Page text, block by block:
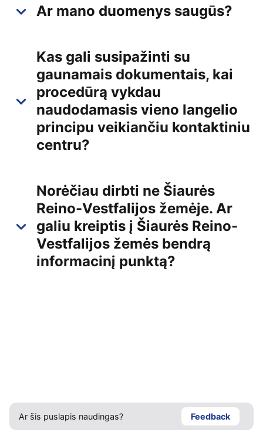
Ar mano duomenys saugūs?
Kas gali susipažinti su
gaunamais dokumentais, kai
procedūrą vykdau
naudodamasis vieno langelio
principu veikiančiu kontaktiniu
centru?
Norėčiau dirbti ne Šiaurės
Reino-Vestfalijos žemėje. Ar
galiu kreiptis į Šiaurės Reino-
Vestfalijos žemės bendrą
informacinį punktą?
Ar šis puslapis naudingas? Feedback